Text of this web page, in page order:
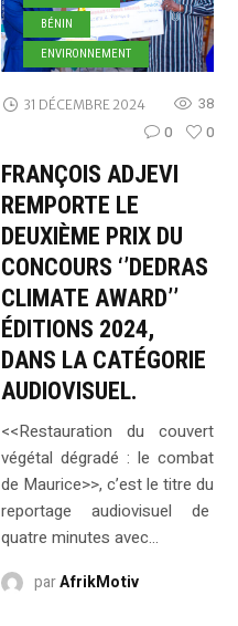
BÉNIN
ENVIRONNEMENT
31 DÉCEMBRE 2024
38
0
0
FRANÇOIS ADJEVI
REMPORTE LE
DEUXIÈME PRIX DU
CONCOURS ‘’DEDRAS
CLIMATE AWARD’’
ÉDITIONS 2024,
DANS LA CATÉGORIE
AUDIOVISUEL.
<<Restauration du couvert
végétal dégradé : le combat
de Maurice>>, c’est le titre du
reportage audiovisuel de
quatre minutes avec...
parAfrikMotiv